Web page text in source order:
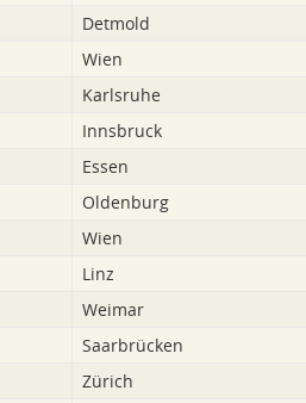
Detmold
Wien
Karlsruhe
Innsbruck
Essen
Oldenburg
Wien
Linz
Weimar
Saarbrücken
Zürich